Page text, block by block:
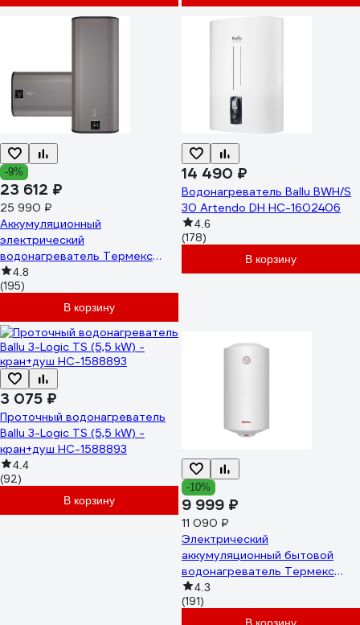
-9%
23 612 ₽
25 990 ₽
Аккумуляционный
электрический
водонагреватель Термекс
Fora 100 ЭдЭБ03554
4.8
(195)
В корзину
14 490 ₽
Водонагреватель Ballu BWH/S
30 Artendo DH НС-1602406
4.6
(178)
В корзину
3 075 ₽
Проточный водонагреватель
Ballu 3-Logic TS (5,5 kW) -
кран+душ НС-1588893
4.4
(92)
В корзину
-10%
9 999 ₽
11 090 ₽
Электрический
аккумуляционный бытовой
водонагреватель Термекс
TitaniumHeat 100 V
ЭдЭБ01024
4.3
(191)